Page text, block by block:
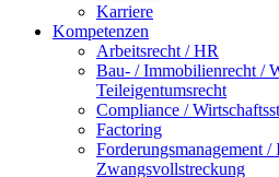
Karriere
Kompetenzen
Arbeitsrecht / HR
Bau- / Immobilienrecht /
Teileigentumsrecht
Compliance /
Factoring
Forderungsmanagement /
Zwangsvollstreckung